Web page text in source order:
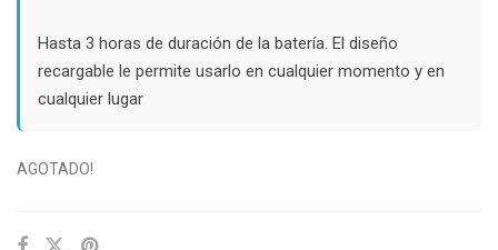
Hasta 3 horas de duración de la batería. El diseño
recargable le permite usarlo en cualquier momento y en
cualquier lugar
AGOTADO!